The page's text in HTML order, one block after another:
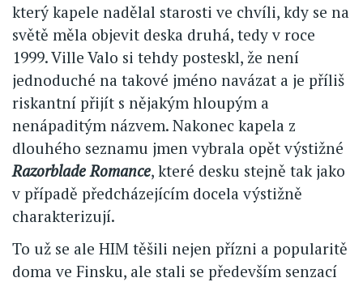
který kapele nadělal starosti ve chvíli, kdy se na
světě měla objevit deska druhá, tedy v roce
1999. Ville Valo si tehdy posteskl, že není
jednoduché na takové jméno navázat a je příliš
riskantní přijít s nějakým hloupým a
nenápaditým názvem. Nakonec kapela z
dlouhého seznamu jmen vybrala opět výstižné
Razorblade Romance, které desku stejně tak jako
v případě předcházejícím docela výstižně
charakterizují.
To už se ale HIM těšili nejen přízni a popularitě
doma ve Finsku, ale stali se především senzací